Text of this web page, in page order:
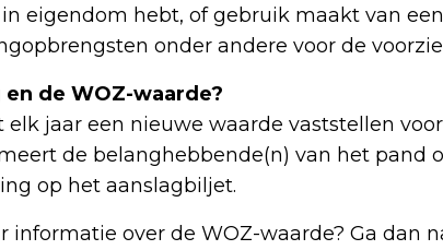
eigendom hebt, of gebruik maakt van
onder andere voor de
de WOZ-waarde?
jaar een nieuwe waarde vaststellen
de belanghebbende(n) van het pand
op het aanslagbiljet.
informatie over de WOZ-waarde? Ga dan